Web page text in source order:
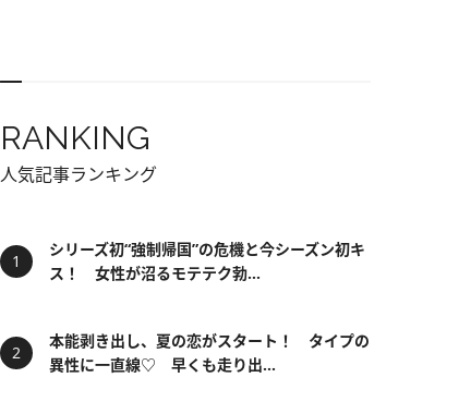
RANKING
人気記事ランキング
シリーズ初“強制帰国”の危機と今シーズン初キ
ス！ 女性が沼るモテテク勃...
本能剥き出し、夏の恋がスタート！ タイプの
異性に一直線♡ 早くも走り出...